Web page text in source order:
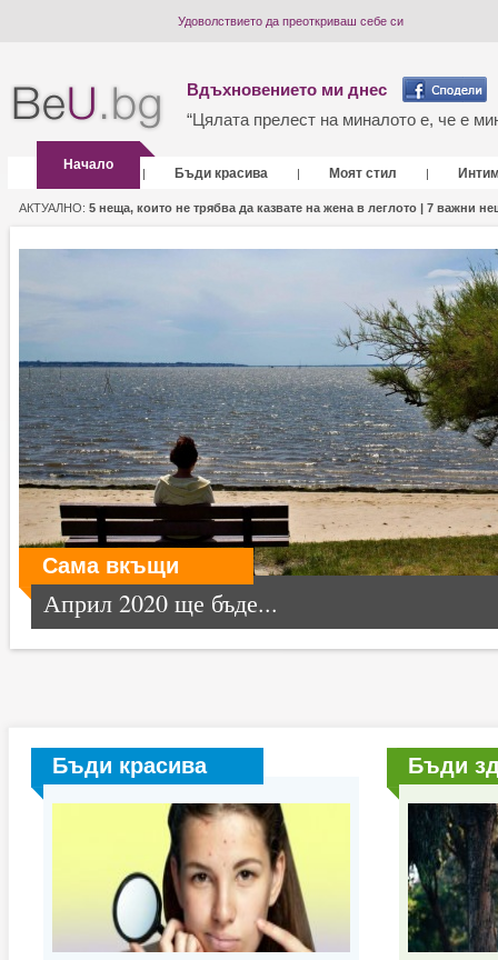
Удоволствието да преоткриваш себе си
Вдъхновението ми днес
“Цялата прелест на миналото е, че е
Начало
| Бъди красива | Моят стил |
АКТУАЛНО: 5 неща, които не трябва да казвате на жена в леглото | 7 важни
Сама вкъщи
Април 2020 ще бъде...
Бъди красива Бъди